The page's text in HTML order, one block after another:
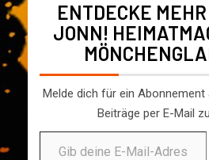
ENTDECKE
JONN!
Melde dich für ein Abonnement
Beiträge per E-Mail